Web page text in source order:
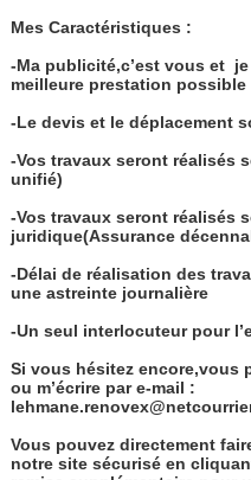
Mes Caractéristiques :
-Ma publicité,c’est vous et
meilleure prestation possible
-Le devis et le déplacement
-Vos travaux seront réalisés
unifié)
-Vos travaux seront réalisés
juridique(Assurance
-Délai de réalisation des
une astreinte journalière
-Un seul interlocuteur pour
Si vous hésitez encore,vous
ou m’écrire par e-mail :
Vous pouvez directement
notre site sécurisé en